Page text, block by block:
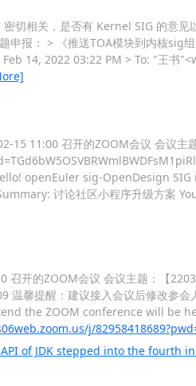
切相关，是否有 Kernel SIG 的意
报： > 《推送TOA模块到内核
14, 2022 03:22 PM > To: "王书
11:00 召开的ZOOM会议 会议主
openEuler sig-OpenDesign
讨论社区小程序升级方案
召开的ZOOM会议 会议主题：【
温馨提醒：建议接入会议后修改参
the ZOOM conference will be
j/
of JDK stepped into the fourth